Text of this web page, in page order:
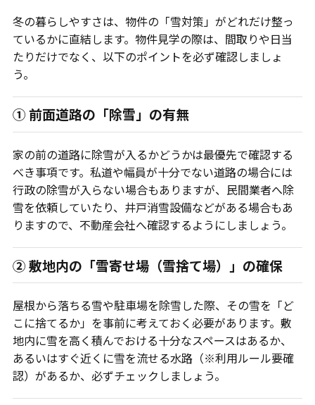
冬の暮らしやすさは、物件の「雪対策」がどれだけ整っ
ているかに直結します。物件見学の際は、間取りや日当
たりだけでなく、以下のポイントを必ず確認しましょ
う。
① 前面道路の「除雪」の有無
家の前の道路に除雪が入るかどうかは最優先で確認する
べき事項です。私道や幅員が十分でない道路の場合には
行政の除雪が入らない場合もありますが、民間業者へ除
雪を依頼していたり、井戸消雪設備などがある場合もあ
りますので、不動産会社へ確認するようにしましょう。
② 敷地内の「雪寄せ場（雪捨て場）」の確保
屋根から落ちる雪や駐車場を除雪した際、その雪を「ど
こに捨てるか」を事前に考えておく必要があります。敷
地内に雪を高く積んでおける十分なスペースはあるか、
あるいはすぐ近くに雪を流せる水路（※利用ルール要確
認）があるか、必ずチェックしましょう。